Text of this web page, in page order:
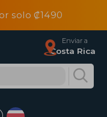
solo ₡1490
Enviar a
Costa Rica